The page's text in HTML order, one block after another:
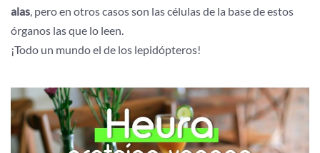
alas, pero en otros casos son las células de la base de estos
órganos las que lo leen.
¡Todo un mundo el de los lepidópteros!